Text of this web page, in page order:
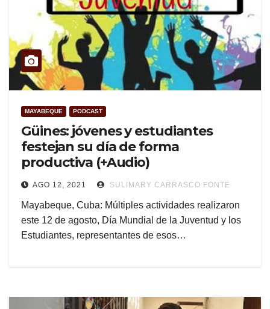
MAYABEQUE PODCAST
Güines: jóvenes y estudiantes
festejan su día de forma
productiva (+Audio)
AGO 12, 2021 SULIMARY CARRASCO FONTE
Mayabeque, Cuba: Múltiples actividades realizaron
este 12 de agosto, Día Mundial de la Juventud y los
Estudiantes, representantes de esos…